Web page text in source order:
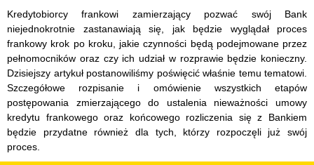
Kredytobiorcy frankowi zamierzający pozwać swój Bank
niejednokrotnie zastanawiają się, jak będzie wyglądał proces
frankowy krok po kroku, jakie czynności będą podejmowane przez
pełnomocników oraz czy ich udział w rozprawie będzie konieczny.
Dzisiejszy artykuł postanowiliśmy poświęcić właśnie temu tematowi.
Szczegółowe rozpisanie i omówienie wszystkich etapów
postępowania zmierzającego do ustalenia nieważności umowy
kredytu frankowego oraz końcowego rozliczenia się z Bankiem
będzie przydatne również dla tych, którzy rozpoczęli już swój
proces.